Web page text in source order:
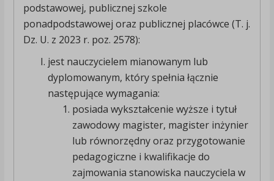
podstawowej, publicznej szkole
ponadpodstawowej oraz publicznej placówce (T. j.
Dz. U. z 2023 r. poz. 2578):
jest nauczycielem mianowanym lub
dyplomowanym, który spełnia łącznie
następujące wymagania:
posiada wykształcenie wyższe i tytuł
zawodowy magister, magister inżynier
lub równorzędny oraz przygotowanie
pedagogiczne i kwalifikacje do
zajmowania stanowiska nauczyciela w